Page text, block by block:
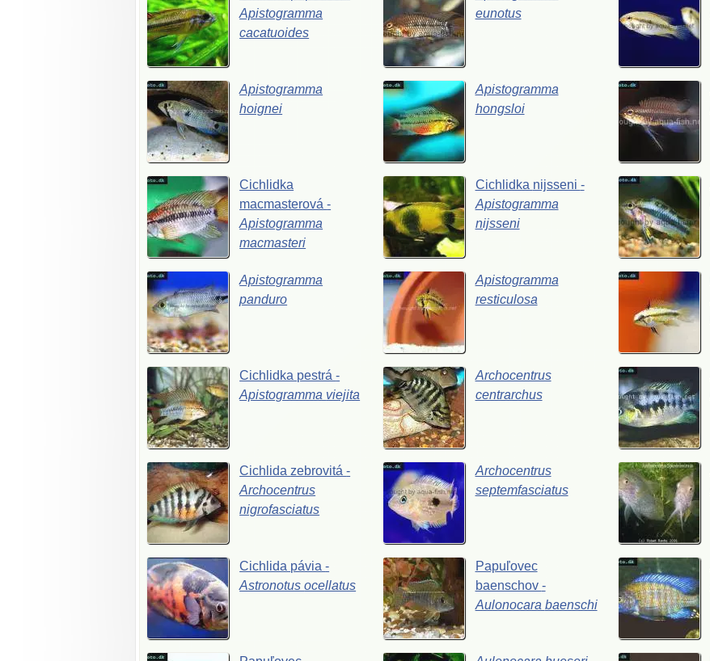
Apistogramma
cacatuoides
eunotus
Apistogramma
hoignei
Apistogramma
hongsloi
Cichlidka
macmasterová-
Apistogramma
macmasteri
Cichlidka nijsseni -
Apistogramma
nijsseni
Apistogramma
panduro
Apistogramma
resticulosa
Cichlidka pestrá-
Apistogramma viejita
Archocentrus
centrarchus
Cichlida zebrovitá-
Archocentrus
nigrofasciatus
Archocentrus
septemfasciatus
Cichlida pávia-
Astronotusocellatus
Papuľovec
baenschov -
Aulonocara baenschi